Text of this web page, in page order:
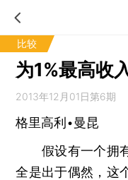
比较
为1%最高收
2013年12月01日第6期
格里高利•曼昆
假设有一个拥有
全是出于偶然，这